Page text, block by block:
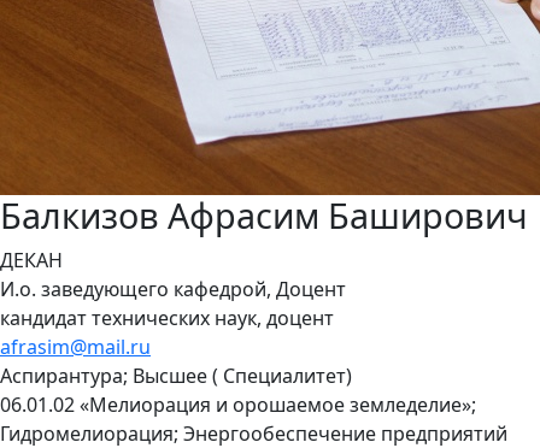
Балкизов Афрасим Баширович
ДЕКАН
И.о. заведующего кафедрой, Доцент
кандидат технических наук, доцент
afrasim@mail.ru
Аспирантура; Высшее ( Специалитет)
06.01.02 «Мелиорация и орошаемое земледелие»;
Гидромелиорация; Энергообеспечение предприятий